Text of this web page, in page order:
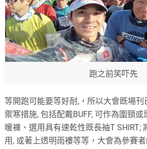
跑之前笑吓先
等開跑可能要等好耐, ，所以大會既場
禦寒措施,包括配戴BUFF, 可作為圍頸或
暖褲、選用具有速乾性既長袖T SHIRT;
用 , 或著上透明雨褸等等，大會為參賽